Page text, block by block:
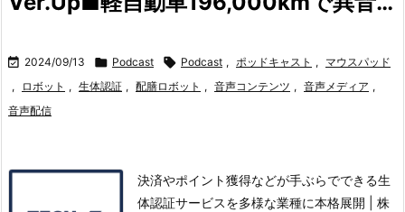
 2024/09/13  Podcast  Podcast , ポッドキャスト , マウスパッド
,
ロボット , 生体認証 , 配膳ロボット , 音声コンテンツ , 音声メディア ,
音声配信
決済やポイント獲得などが手ぶらでできる生
体認証サービスを多様な業種に本格展開 | 株